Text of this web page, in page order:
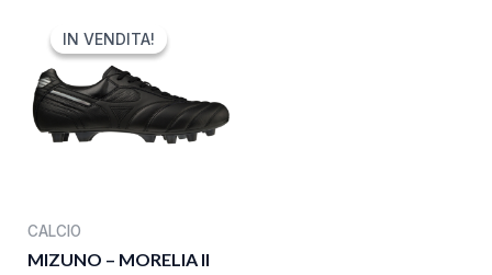
IN VENDITA!
IN VENDITA!
CALCIO
MIZUNO – MORELIA II
PRICE
WAS:
350,00 €.